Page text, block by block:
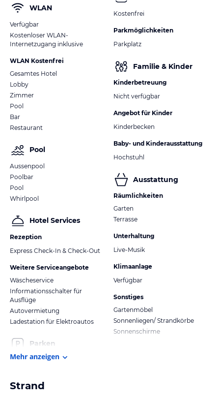
WLAN
Verfügbar
Kostenloser WLAN-
Internetzugang inklusive
WLAN Kostenfrei
Gesamtes Hotel
Lobby
Zimmer
Pool
Bar
Restaurant
Pool
Aussenpool
Poolbar
Pool
Whirlpool
Hotel Services
Rezeption
Express Check-In & Check-Out
Weitere Serviceangebote
Wäscheservice
Informationsschalter für
Ausflüge
Autovermietung
Ladestation für Elektroautos
Parken
Kostenfrei
Parkmöglichkeiten
Parkplatz
Familie & Kinder
Kinderbetreuung
Nicht verfügbar
Angebot für Kinder
Kinderbecken
Baby- und Kinderausstattung
Hochstuhl
Ausstattung
Räumlichkeiten
Garten
Terrasse
Unterhaltung
Live-Musik
Klimaanlage
Verfügbar
Sonstiges
Gartenmöbel
Sonnenliegen/ Strandkörbe
Sonnenschirme
Mehr anzeigen
Strand